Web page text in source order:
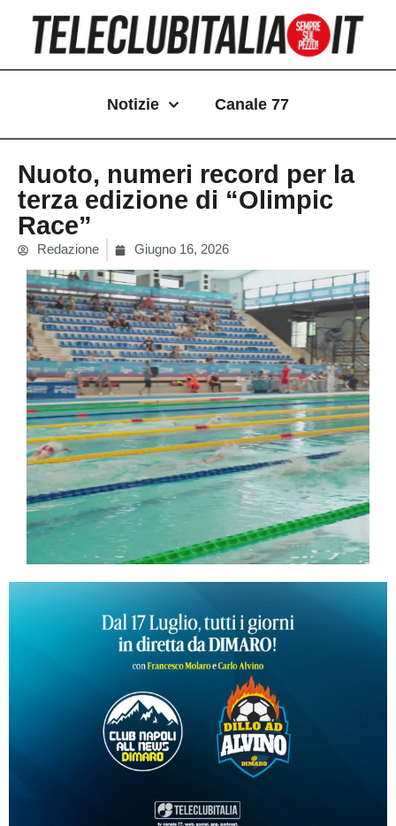
contenuto
Notizie Canale 77
Nuoto, numeri record per la
terza edizione di “Olimpic
Race”
Redazione Giugno 16, 2026